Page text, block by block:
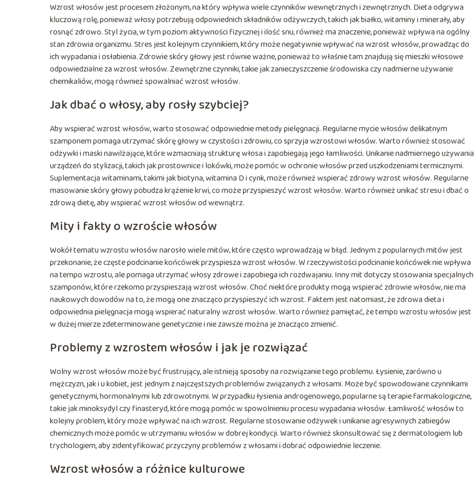
Wzrost włosów jest procesem złożonym, na który wpływa wiele czynników wewnętrznych i zewnętrznych. Dieta odgrywa
kluczową rolę, ponieważ włosy potrzebują odpowiednich składników odżywczych, takich jak białko, witaminy i minerały, aby
rosnąć zdrowo. Styl życia, w tym poziom aktywności fizycznej i ilość snu, również ma znaczenie, ponieważ wpływa na ogólny
stan zdrowia organizmu. Stres jest kolejnym czynnikiem, który może negatywnie wpływać na wzrost włosów, prowadząc do
ich wypadania i osłabienia. Zdrowie skóry głowy jest równie ważne, ponieważ to właśnie tam znajdują się mieszki włosowe
odpowiedzialne za wzrost włosów. Zewnętrzne czynniki, takie jak zanieczyszczenie środowiska czy nadmierne używanie
chemikaliów, mogą również spowalniać wzrost włosów.
Jak dbać o włosy, aby rosły szybciej?
Aby wspierać wzrost włosów, warto stosować odpowiednie metody pielęgnacji. Regularne mycie włosów delikatnym
szamponem pomaga utrzymać skórę głowy w czystości i zdrowiu, co sprzyja wzrostowi włosów. Warto również stosować
odżywki i maski nawilżające, które wzmacniają strukturę włosa i zapobiegają jego łamliwości. Unikanie nadmiernego używania
urządzeń do stylizacji, takich jak prostownice i lokówki, może pomóc w ochronie włosów przed uszkodzeniami termicznymi.
Suplementacja witaminami, takimi jak biotyna, witamina D i cynk, może również wspierać zdrowy wzrost włosów. Regularne
masowanie skóry głowy pobudza krążenie krwi, co może przyspieszyć wzrost włosów. Warto również unikać stresu i dbać o
zdrową dietę, aby wspierać wzrost włosów od wewnątrz.
Mity i fakty o wzroście włosów
Wokół tematu wzrostu włosów narosło wiele mitów, które często wprowadzają w błąd. Jednym z popularnych mitów jest
przekonanie, że częste podcinanie końcówek przyspiesza wzrost włosów. W rzeczywistości podcinanie końcówek nie wpływa
na tempo wzrostu, ale pomaga utrzymać włosy zdrowe i zapobiega ich rozdwajaniu. Inny mit dotyczy stosowania specjalnych
szamponów, które rzekomo przyspieszają wzrost włosów. Choć niektóre produkty mogą wspierać zdrowie włosów, nie ma
naukowych dowodów na to, że mogą one znacząco przyspieszyć ich wzrost. Faktem jest natomiast, że zdrowa dieta i
odpowiednia pielęgnacja mogą wspierać naturalny wzrost włosów. Warto również pamiętać, że tempo wzrostu włosów jest
w dużej mierze zdeterminowane genetycznie i nie zawsze można je znacząco zmienić.
Problemy z wzrostem włosów i jak je rozwiązać
Wolny wzrost włosów może być frustrujący, ale istnieją sposoby na rozwiązanie tego problemu. Łysienie, zarówno u
mężczyzn, jak i u kobiet, jest jednym z najczęstszych problemów związanych z włosami. Może być spowodowane czynnikami
genetycznymi, hormonalnymi lub zdrowotnymi. W przypadku łysienia androgenowego, popularne są terapie farmakologiczne,
takie jak minoksydyl czy finasteryd, które mogą pomóc w spowolnieniu procesu wypadania włosów. Łamliwość włosów to
kolejny problem, który może wpływać na ich wzrost. Regularne stosowanie odżywek i unikanie agresywnych zabiegów
chemicznych może pomóc w utrzymaniu włosów w dobrej kondycji. Warto również skonsultować się z dermatologiem lub
trychologiem, aby zidentyfikować przyczyny problemów z włosami i dobrać odpowiednie leczenie.
Wzrost włosów a różnice kulturowe